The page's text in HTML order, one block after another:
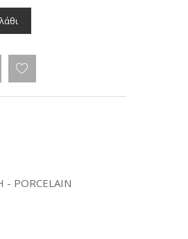
PORCELAIN